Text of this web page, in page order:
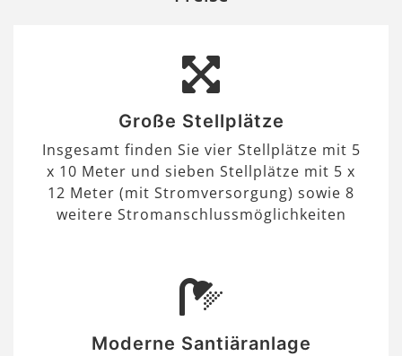
Große Stellplätze
Insgesamt finden Sie vier Stellplätze mit 5
x 10 Meter und sieben Stellplätze mit 5 x
12 Meter (mit Stromversorgung) sowie 8
weitere Stromanschlussmöglichkeiten
Moderne Santiäranlage